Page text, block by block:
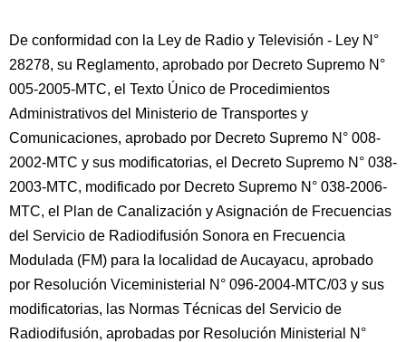
De conformidad con la Ley de Radio y Televisión - Ley N°
28278, su Reglamento, aprobado por Decreto Supremo N°
005-2005-MTC, el Texto Único de Procedimientos
Administrativos del Ministerio de Transportes y
Comunicaciones, aprobado por Decreto Supremo N° 008-
2002-MTC y sus modificatorias, el Decreto Supremo N° 038-
2003-MTC, modificado por Decreto Supremo N° 038-2006-
MTC, el Plan de Canalización y Asignación de Frecuencias
del Servicio de Radiodifusión Sonora en Frecuencia
Modulada (FM) para la localidad de Aucayacu, aprobado
por Resolución Viceministerial N° 096-2004-MTC/03 y sus
modificatorias, las Normas Técnicas del Servicio de
Radiodifusión, aprobadas por Resolución Ministerial N°